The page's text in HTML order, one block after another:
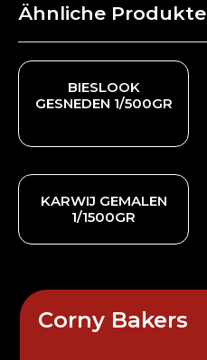
Ähnliche Produkte
BIESLOOK
GESNEDEN 1/500GR
KARWIJ GEMALEN
1/1500GR
Corny Bakers